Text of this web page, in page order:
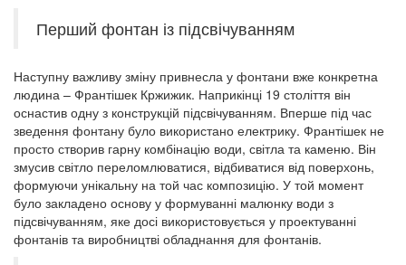
Перший фонтан із підсвічуванням
Наступну важливу зміну привнесла у фонтани вже конкретна
людина – Франтішек Кржижик. Наприкінці 19 століття він
оснастив одну з конструкцій підсвічуванням. Вперше під час
зведення фонтану було використано електрику. Франтішек не
просто створив гарну комбінацію води, світла та каменю. Він
змусив світло переломлюватися, відбиватися від поверхонь,
формуючи унікальну на той час композицію. У той момент
було закладено основу у формуванні малюнку води з
підсвічуванням, яке досі використовується у проектуванні
фонтанів та виробництві обладнання для фонтанів.